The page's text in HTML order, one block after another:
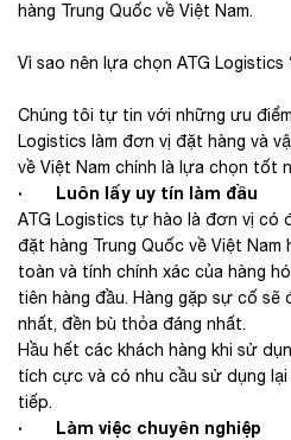
hàng Trung Quốc về Việt Nam.
Vì sao nên lựa chọn ATG Logistics
Chúng tôi tự tin với những ưu
Logistics làm đơn vị đặt hàng và
về Việt Nam chính là lựa chọn tốt
· Luôn lấy uy tín làm đầu
ATG Logistics tự hào là đơn vị
đặt hàng Trung Quốc về Việt Nam
toàn và tính chính xác của hàng
tiên hàng đầu. Hàng gặp sự cố
nhất, đền bù thỏa đáng nhất.
Hầu hết các khách hàng khi sử
tích cực và có nhu cầu sử dụng
tiếp.
· Làm việc chuyên nghiệp